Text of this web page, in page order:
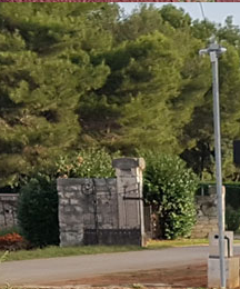
Marijane Gulić, uz
u poljoprivredi i
proračun Instituta
infrastrukturu.
u znanstvenom razvoju
kao predstavnica
i međunarodne